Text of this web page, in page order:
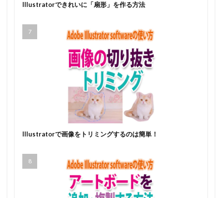
Illustratorできれいに「扇形」を作る方法
Illustratorで画像をトリミングするのは簡単！